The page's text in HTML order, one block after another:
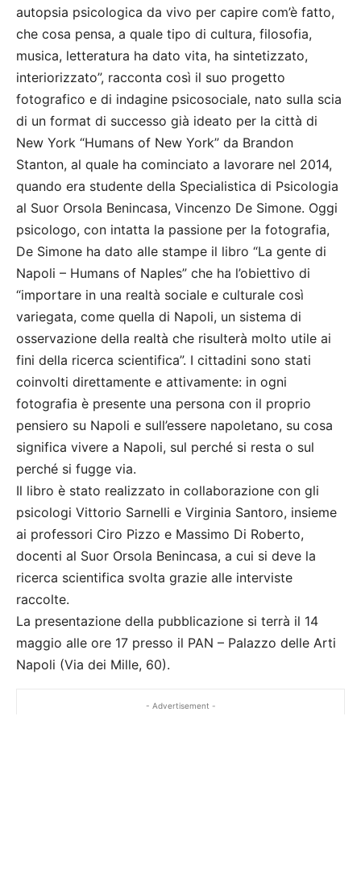
autopsia psicologica da vivo per capire com’è fatto,
che cosa pensa, a quale tipo di cultura, filosofia,
musica, letteratura ha dato vita, ha sintetizzato,
interiorizzato”, racconta così il suo progetto
fotografico e di indagine psicosociale, nato sulla scia
di un format di successo già ideato per la città di
New York “Humans of New York” da Brandon
Stanton, al quale ha cominciato a lavorare nel 2014,
quando era studente della Specialistica di Psicologia
al Suor Orsola Benincasa, Vincenzo De Simone. Oggi
psicologo, con intatta la passione per la fotografia,
De Simone ha dato alle stampe il libro “La gente di
Napoli – Humans of Naples” che ha l’obiettivo di
“importare in una realtà sociale e culturale così
variegata, come quella di Napoli, un sistema di
osservazione della realtà che risulterà molto utile ai
fini della ricerca scientifica”. I cittadini sono stati
coinvolti direttamente e attivamente: in ogni
fotografia è presente una persona con il proprio
pensiero su Napoli e sull’essere napoletano, su cosa
significa vivere a Napoli, sul perché si resta o sul
perché si fugge via.
Il libro è stato realizzato in collaborazione con gli
psicologi Vittorio Sarnelli e Virginia Santoro, insieme
ai professori Ciro Pizzo e Massimo Di Roberto,
docenti al Suor Orsola Benincasa, a cui si deve la
ricerca scientifica svolta grazie alle interviste
raccolte.
La presentazione della pubblicazione si terrà il 14
maggio alle ore 17 presso il PAN – Palazzo delle Arti
Napoli (Via dei Mille, 60).
- Advertisement -